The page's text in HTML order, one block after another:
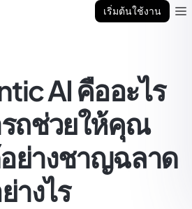
เริ่มต้นใช้งาน
AI คืออะไร
ถช่วยให้คุณ
ย่างชาญฉลาด
างไร